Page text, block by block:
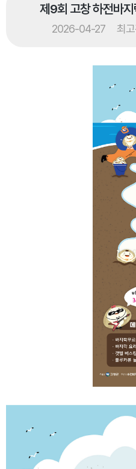
제9회 고창 하전바
2026-04-27 최